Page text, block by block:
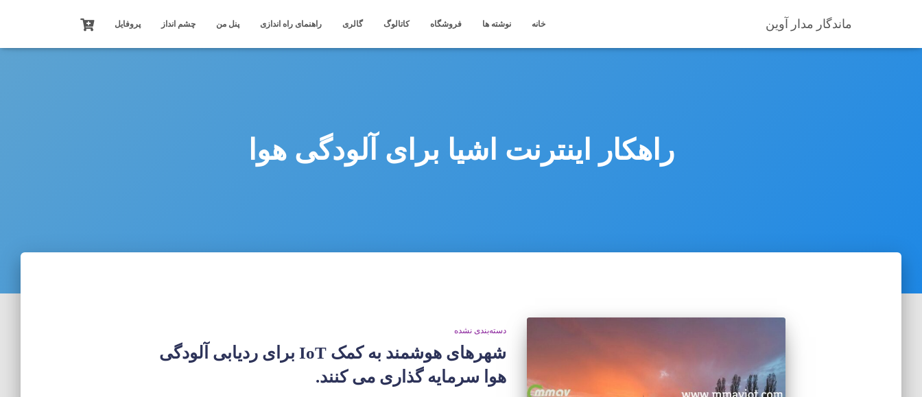
ماندگار مدار آوین خانه نوشته ها فروشگاه کاتالوگ گالری راهنمای راه اندازی پنل من چشم انداز پروفایل
راهکار اینترنت اشیا برای آلودگی هوا
دسته‌بندی نشده
شهرهای هوشمند به کمک IoT برای ردیابی آلودگی
هوا سرمایه گذاری می کنند.